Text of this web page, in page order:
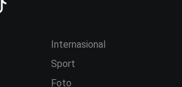
Internasional
Sport
Foto